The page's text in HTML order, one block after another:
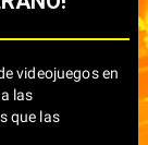
videojuegos en
las
que las